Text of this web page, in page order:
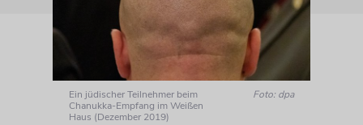
Ein jüdischer Teilnehmer beim
Chanukka-Empfang im Weißen
Haus (Dezember 2019)
Foto: dpa